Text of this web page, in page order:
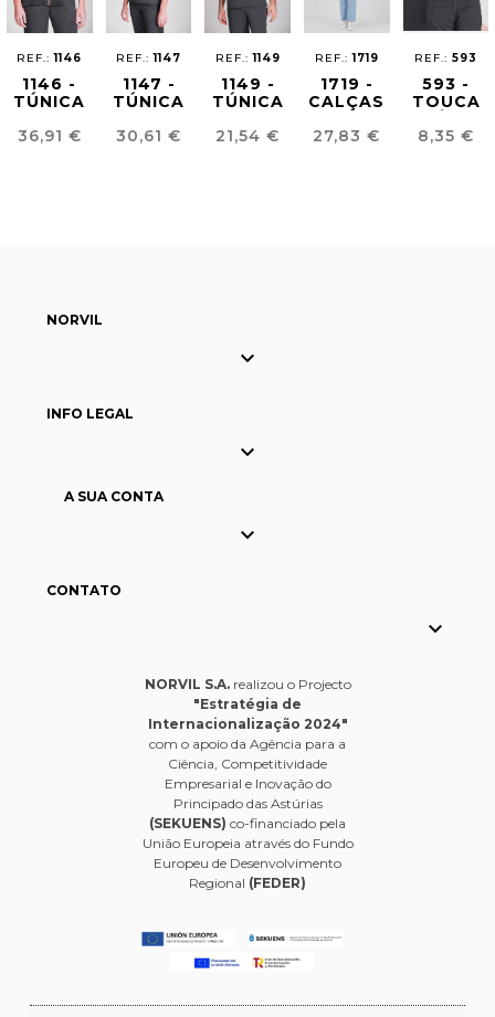
REF.:1146
1146 -
TÚNICA
MULHER
Preço
36,91 €
REF.:1147
1147 -
TÚNICA
MULHER
Preço
30,61 €
REF.:1149
1149 -
TÚNICA
HOMEM
Preço
21,54 €
REF.:1719
1719 -
CALÇAS
UNISSEXO
Preço
27,83 €
REF.:593
593 -
TOUCA
PREMIUM
Preço
8,35 €
NORVIL

INFO LEGAL

A SUA CONTA

CONTATO

NORVIL S.A.realizou o Projecto
"Estratégia de
Internacionalização 2024"
com o apoio da Agência para a
Ciência, Competitividade
Empresarial e Inovação do
Principado das Astúrias
(SEKUENS) co-financiado pela
União Europeia através do Fundo
Europeu de Desenvolvimento
Regional (FEDER)